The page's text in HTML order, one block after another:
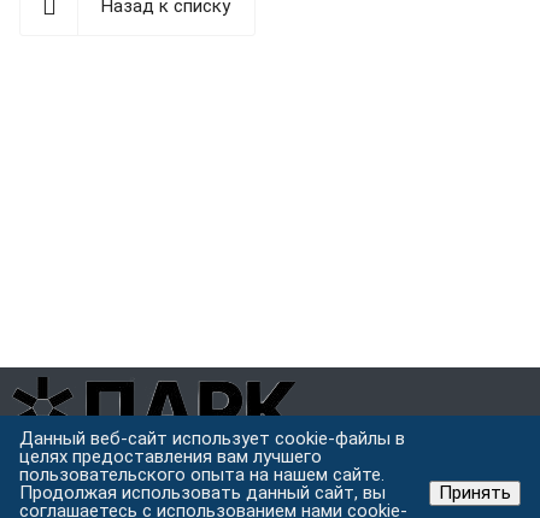
Назад к списку
Завод металлоконструкций полного цикла в Хабаровске.
Проектируем, режем, варим и защищаем металл под одной
крышей.
Данный веб-сайт использует cookie-файлы в
целях предоставления вам лучшего
пользовательского опыта на нашем сайте.
Продолжая использовать данный сайт, вы
соглашаетесь с использованием нами cookie-
Принять